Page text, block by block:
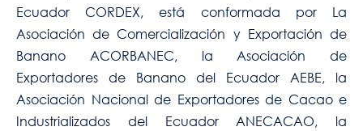
Ecuador CORDEX, está conformada por La
Asociación de Comercialización y Exportación de
Banano ACORBANEC, la Asociación de
Exportadores de Banano del Ecuador AEBE, la
Asociación Nacional de Exportadores de Cacao e
Industrializados del Ecuador ANECACAO, la